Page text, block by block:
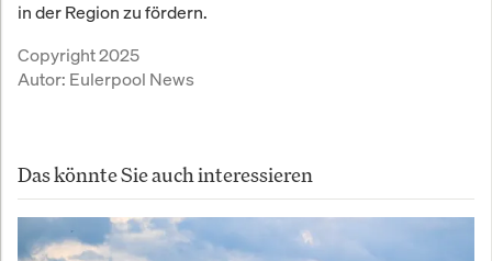
in der Region zu fördern.
Copyright 2025
Autor: Eulerpool News
Das könnte Sie auch interessieren